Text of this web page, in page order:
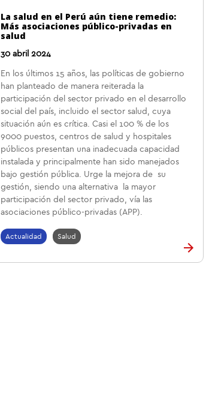
La salud en el Perú aún tiene remedio:
Más asociaciones público-privadas en
salud
30 abril 2024
En los últimos 15 años, las políticas de gobierno
han planteado de manera reiterada la
participación del sector privado en el desarrollo
social del país, incluido el sector salud, cuya
situación aún es crítica. Casi el 100 % de los
9000 puestos, centros de salud y hospitales
públicos presentan una inadecuada capacidad
instalada y principalmente han sido manejados
bajo gestión pública. Urge la mejora de su
gestión, siendo una alternativa la mayor
participación del sector privado, vía las
asociaciones público-privadas (APP).
Actualidad Salud